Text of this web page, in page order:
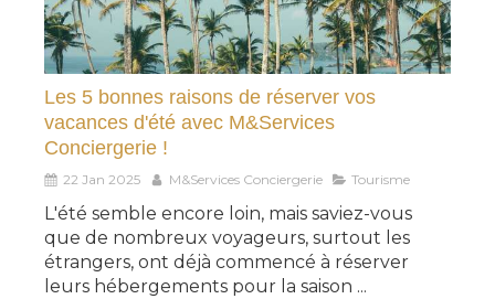
Les 5 bonnes raisons de réserver vos
vacances d'été avec M&Services
Conciergerie !
22 Jan 2025 M&Services Conciergerie Tourisme
L'été semble encore loin, mais saviez-vous
que de nombreux voyageurs, surtout les
étrangers, ont déjà commencé à réserver
leurs hébergements pour la saison ...